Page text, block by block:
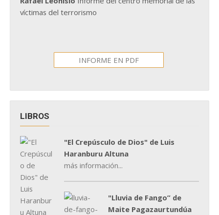
víctimas del terrorismo
INFORME EN PDF
LIBROS
"El Crepúsculo de Dios" de Luis
Haranburu Altuna
más información...
"Lluvia de Fango” de
Maite Pagazaurtundúa